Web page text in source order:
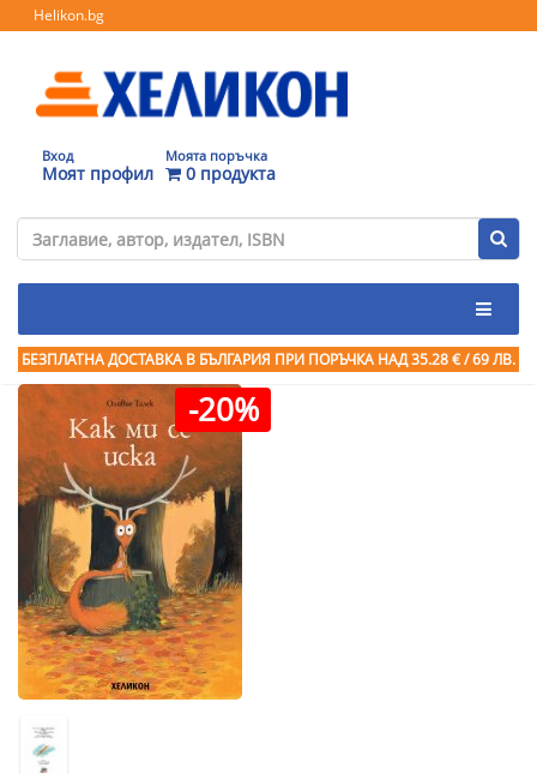
Helikon.bg
Вход
Моят профил
Моята поръчка
0 продукта
БЕЗПЛАТНА ДОСТАВКА В БЪЛГАРИЯ ПРИ ПОРЪЧКА НАД 35.28 € / 69 ЛВ.
-20%